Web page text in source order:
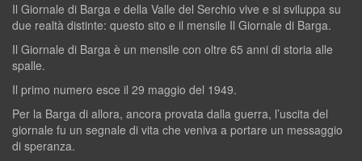
Il Giornale di Barga e della Valle del Serchio vive e si sviluppa su
due realtà distinte: questo sito e il mensile Il Giornale di Barga.
Il Giornale di Barga è un mensile con oltre 65 anni di storia alle
spalle.
Il primo numero esce il 29 maggio del 1949.
Per la Barga di allora, ancora provata dalla guerra, l’uscita del
giornale fu un segnale di vita che veniva a portare un messaggio
di speranza.